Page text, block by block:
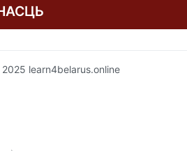
learn4belarus.online